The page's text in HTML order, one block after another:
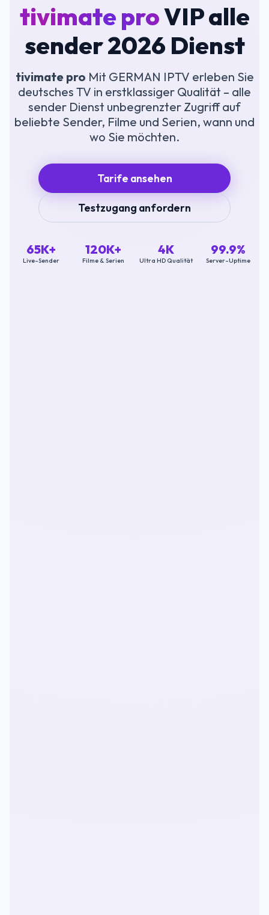
tivimate proVIP alle
sender 2026 Dienst
tivimate pro Mit GERMAN IPTV erleben Sie
deutsches TV in erstklassiger Qualität – alle
sender Dienst unbegrenzter Zugriff auf
beliebte Sender, Filme und Serien, wann und
wo Sie möchten.
Tarife ansehen
Testzugang anfordern
65K+
Live-Sender
120K+
Filme & Serien
4K
Ultra HD Qualität
99.9%
Server-Uptime